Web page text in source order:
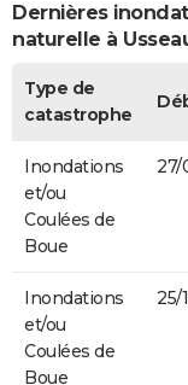
Dernières
naturelle à
Type de
catastrophe
Inondations
et/ou
Coulées de
Boue
27/
Inondations
et/ou
Coulées de
Boue
25/